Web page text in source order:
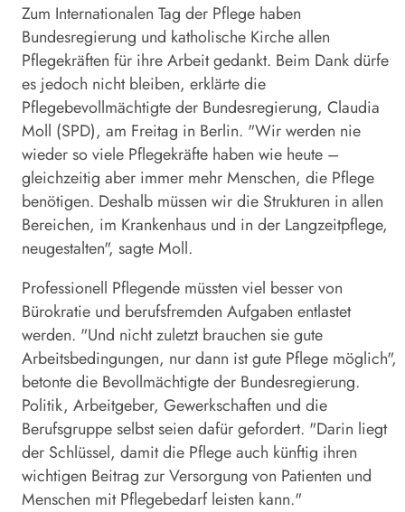
Zum Internationalen Tag der Pflege haben
Bundesregierung und katholische Kirche allen
Pflegekräften für ihre Arbeit gedankt. Beim Dank dürfe
es jedoch nicht bleiben, erklärte die
Pflegebevollmächtigte der Bundesregierung, Claudia
Moll (SPD), am Freitag in Berlin. "Wir werden nie
wieder so viele Pflegekräfte haben wie heute –
gleichzeitig aber immer mehr Menschen, die Pflege
benötigen. Deshalb müssen wir die Strukturen in allen
Bereichen, im Krankenhaus und in der Langzeitpflege,
neugestalten", sagte Moll.
Professionell Pflegende müssten viel besser von
Bürokratie und berufsfremden Aufgaben entlastet
werden. "Und nicht zuletzt brauchen sie gute
Arbeitsbedingungen, nur dann ist gute Pflege möglich",
betonte die Bevollmächtigte der Bundesregierung.
Politik, Arbeitgeber, Gewerkschaften und die
Berufsgruppe selbst seien dafür gefordert. "Darin liegt
der Schlüssel, damit die Pflege auch künftig ihren
wichtigen Beitrag zur Versorgung von Patienten und
Menschen mit Pflegebedarf leisten kann."